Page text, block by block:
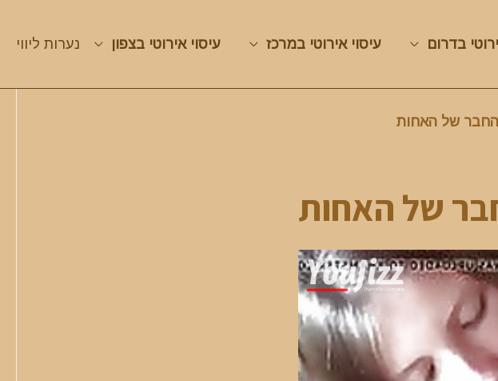
בדרום עיסוי אירוטי במרכז עיסוי אירוטי בצפון נערות ליווי
החבר של האחות
של האחות